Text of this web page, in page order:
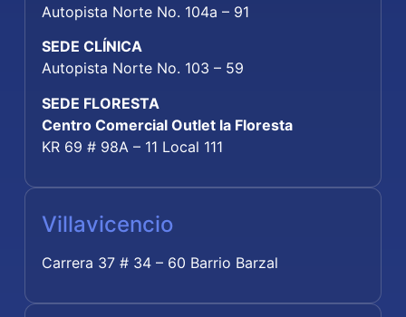
Autopista Norte No. 104a – 91
SEDE CLÍNICA
Autopista Norte No. 103 – 59
SEDE FLORESTA
Centro Comercial Outlet la Floresta
KR 69 # 98A – 11 Local 111
Villavicencio
Carrera 37 # 34 – 60 Barrio Barzal